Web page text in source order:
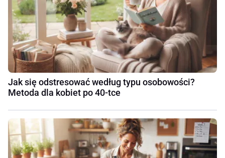
Jak się odstresować według typu osobowości?
Metoda dla kobiet po 40-tce